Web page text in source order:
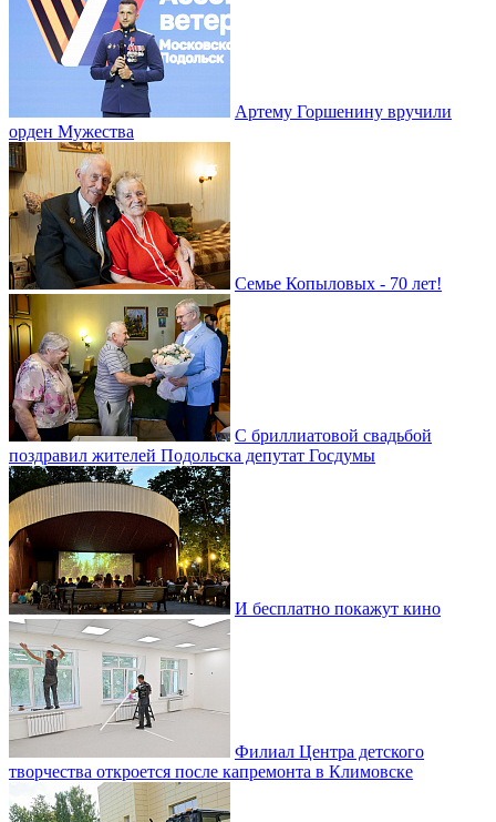
Артему Горшенину вручили
орден Мужества
Семье Копыловых - 70 лет!
С бриллиатовой свадьбой
поздравил жителей Подольска депутат Госдумы
И бесплатно покажут кино
Филиал Центра детского
творчества откроется после капремонта в Климовске